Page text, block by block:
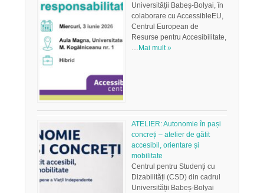
Universității Babeș-Bolyai, în
colaborare cu AccessibleEU,
Centrul European de
Resurse pentru Accesibilitate,
Mai mult »
ATELIER: Autonomie în pași
concreți – atelier de gătit
accesibil, orientare și
mobilitate
Centrul pentru Studenți cu
Dizabilități (CSD) din cadrul
Universității Babeș-Bolyai